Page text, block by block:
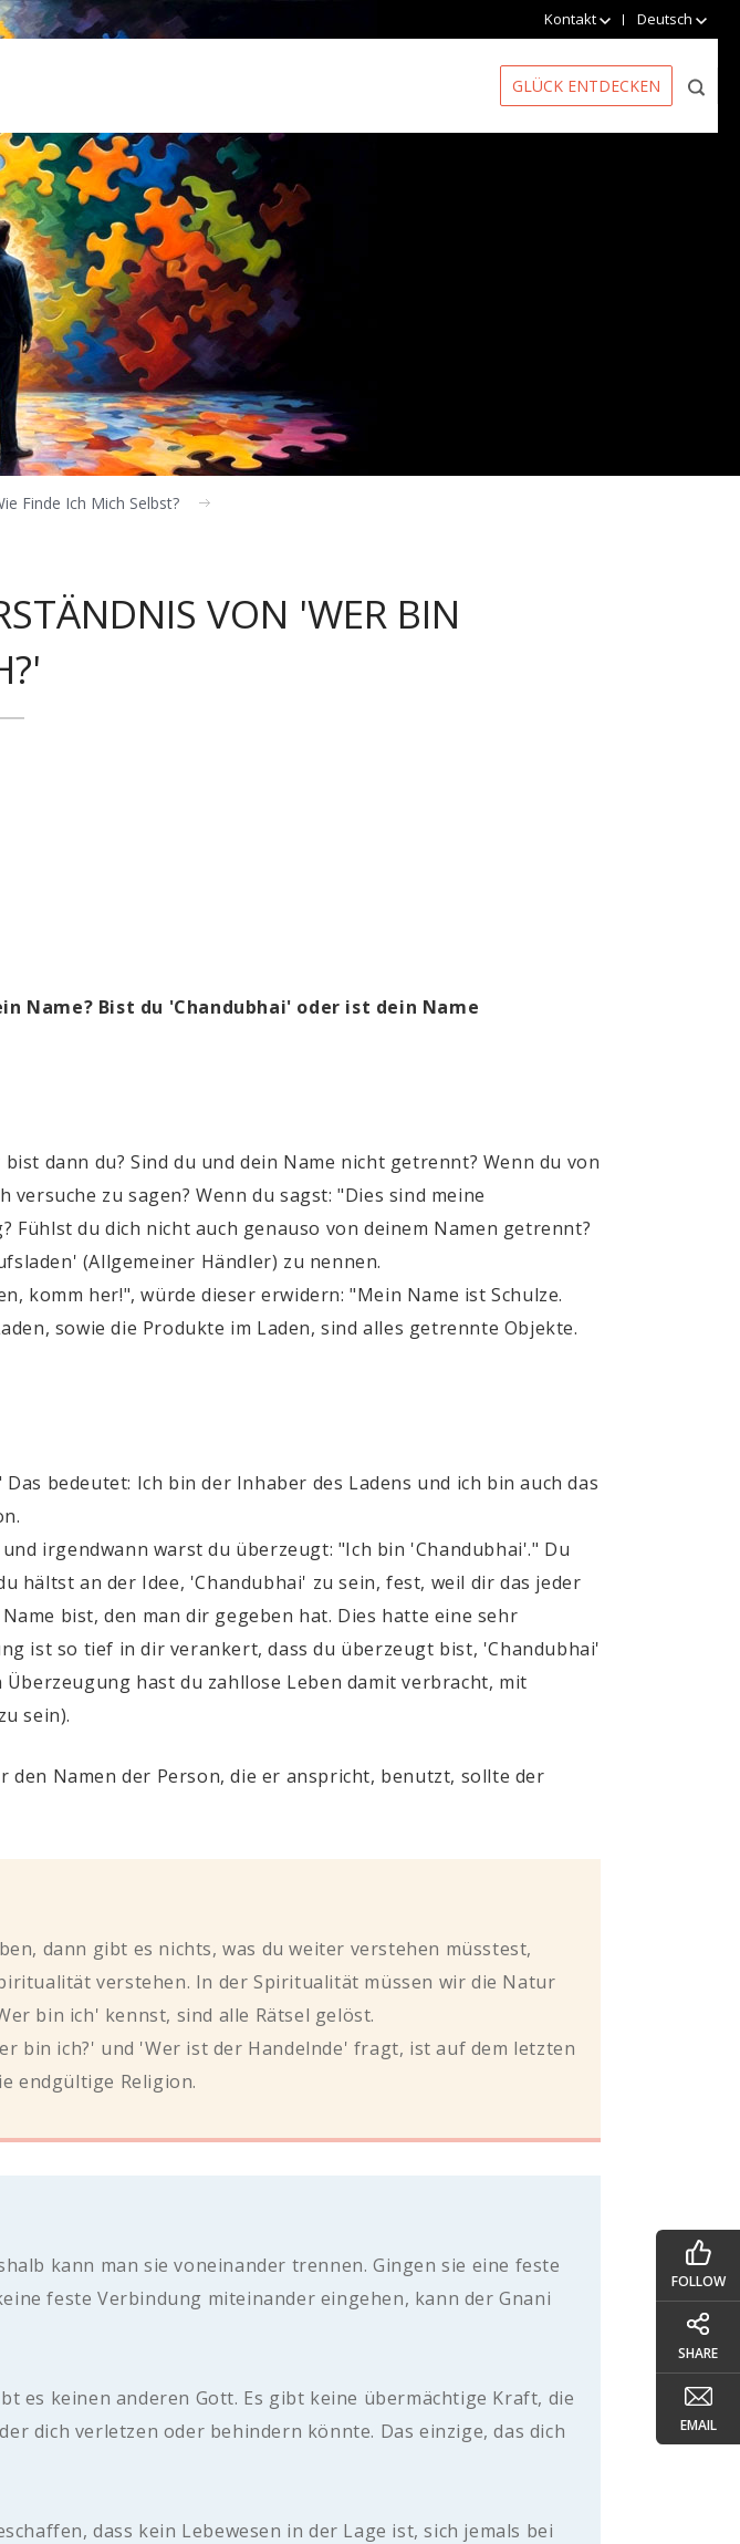
Kontakt Deutsch
GLÜCK ENTDECKEN
Finde Ich Mich Selbst?
VON 'WER BIN
Name? Bist du 'Chandubhai' oder ist dein Name
dann du? Sind du und dein Name nicht getrennt? Wenn du von
zu sagen? Wenn du sagst: "Dies sind meine
du dich nicht auch genauso von deinem Namen getrennt?
(Allgemeiner Händler) zu nennen.
komm her!", würde dieser erwidern: "Mein Name ist Schulze.
sowie die Produkte im Laden, sind alles getrennte Objekte.
Das bedeutet: Ich bin der Inhaber des Ladens und ich bin auch das
irgendwann warst du überzeugt: "Ich bin 'Chandubhai'." Du
hältst an der Idee, 'Chandubhai' zu sein, fest, weil dir das jeder
bist, den man dir gegeben hat. Dies hatte eine sehr
ist so tief in dir verankert, dass du überzeugt bist, 'Chandubhai'
hast du zahllose Leben damit verbracht, mit
sein).
den Namen der Person, die er anspricht, benutzt, sollte der
dann gibt es nichts, was du weiter verstehen müsstest,
verstehen. In der Spiritualität müssen wir die Natur
bin ich' kennst, sind alle Rätsel gelöst.
bin ich?' und 'Wer ist der Handelnde' fragt, ist auf dem letzten
endgültige Religion.
kann man sie voneinander trennen. Gingen sie eine feste
feste Verbindung miteinander eingehen, kann der Gnani
es keinen anderen Gott. Es gibt keine übermächtige Kraft, die
dich verletzen oder behindern könnte. Das einzige, das dich
dass kein Lebewesen in der Lage ist, sich jemals bei
FOLLOW
SHARE
EMAIL